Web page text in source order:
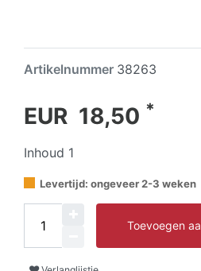
Artikelnummer 38263
EUR 18,50 *
Inhoud 1
Levertijd: ongeveer 2-3 weken
Toevoegen